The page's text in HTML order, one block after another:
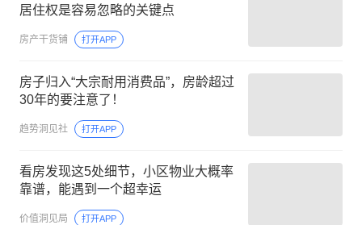
居住权是容易忽略的关键点
房产干货铺 打开APP
房子归入“大宗耐用消费品”，房龄超过
30年的要注意了！
趋势洞见社 打开APP
看房发现这5处细节，小区物业大概率
靠谱，能遇到一个超幸运
价值洞见局 打开APP